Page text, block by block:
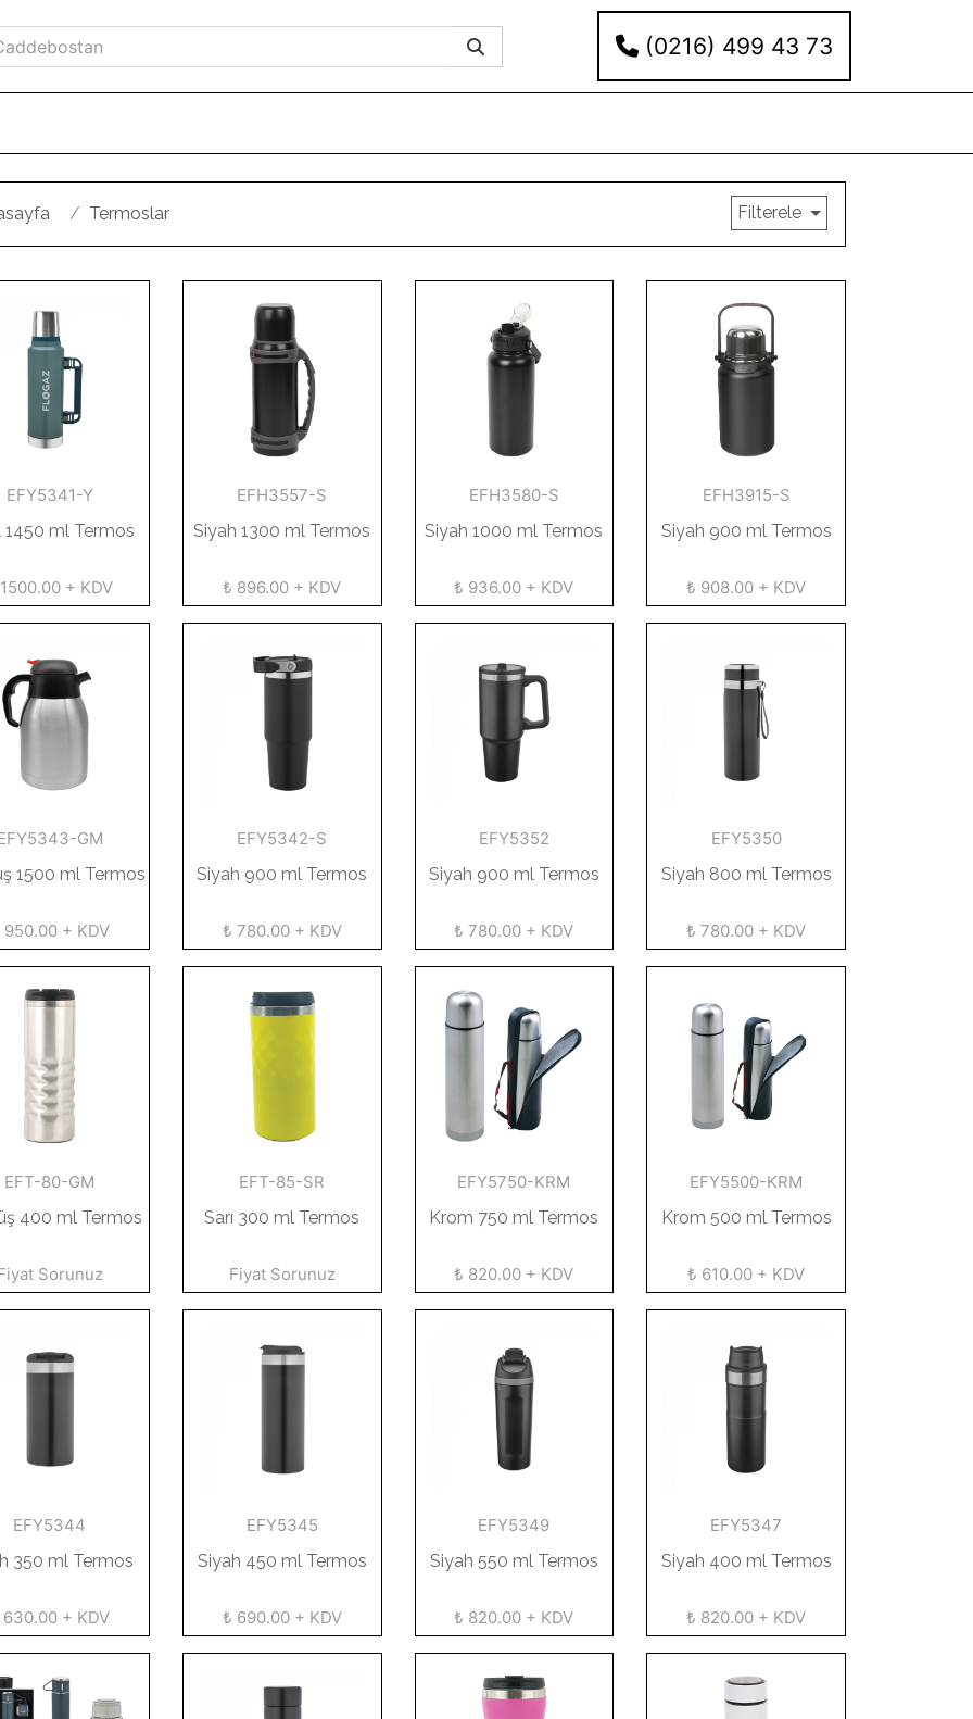
(0216) 499 43 73
Termoslar Filterele
EFY5341-Y
1450 ml Termos
+ KDV
EFH3557-S
Siyah 1300 ml Termos
₺ 896.00 + KDV
EFH3580-S
Siyah 1000 ml Termos
₺ 936.00 + KDV
EFH3915-S
Siyah 900 ml Termos
₺ 908.00 + KDV
GM
1500 ml Termos
950.00 + KDV
EFY5342-S
Siyah 900 ml Termos
₺ 780.00 + KDV
EFY5352
Siyah 900 ml Termos
₺ 780.00 + KDV
EFY5350
Siyah 800 ml Termos
₺ 780.00 + KDV
EFT-80-GM
400 ml Termos
Sorunuz
EFT-85-SR
Sarı 300 ml Termos
Fiyat Sorunuz
EFY5750-KRM
Krom 750 ml Termos
₺ 820.00 + KDV
EFY5500-KRM
Krom 500 ml Termos
₺ 610.00 + KDV
EFY5344
350 ml Termos
630.00 + KDV
EFY5345
Siyah 450 ml Termos
₺ 690.00 + KDV
EFY5349
Siyah 550 ml Termos
₺ 820.00 + KDV
EFY5347
Siyah 400 ml Termos
₺ 820.00 + KDV